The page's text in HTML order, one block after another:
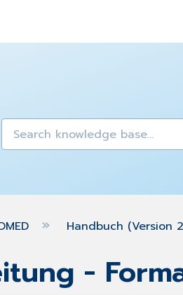
hierarchy
Handbuch (Version
-